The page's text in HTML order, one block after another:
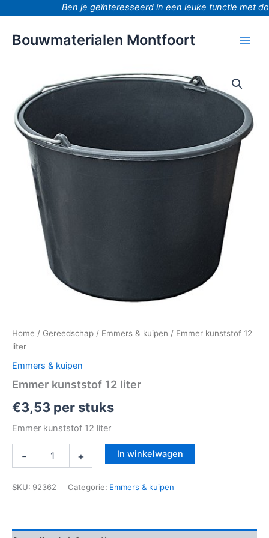
Ben je geïnteresseerd in een leuke functie met
Bouwmaterialen Montfoort
Home / Gereedschap / Emmers & kuipen / Emmer kunststof 12
liter
Emmers & kuipen
Emmer kunststof 12 liter
€3,53 per stuks
Emmer kunststof 12 liter
-
liter
aantal
+ In winkelwagen
SKU: 92362 Categorie: Emmers & kuipen